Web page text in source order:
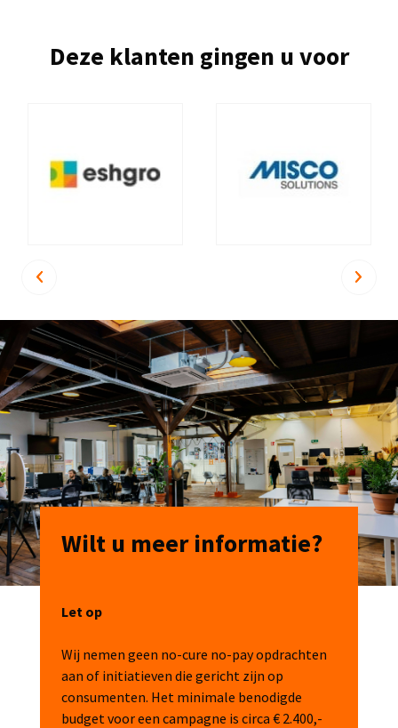
Deze klanten gingen u voor
Wilt u meer informatie?
Let op
Wij nemen geen no-cure no-pay opdrachten
aan of initiatieven die gericht zijn op
consumenten. Het minimale benodigde
budget voor een campagne is circa € 2.400,-